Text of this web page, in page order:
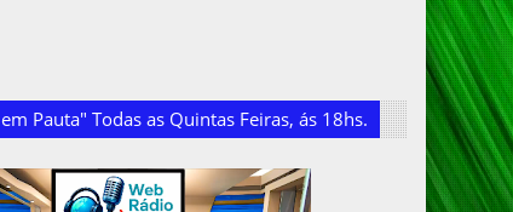
Pauta" Todas as Quintas Feiras, ás 18hs.